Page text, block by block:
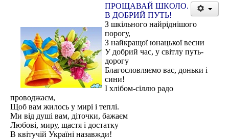
Самоврядування
Виховна
Дистанційна освіта
Психологічна служба
Батькам
Учням
Наші випускники
ПРОЩАВАЙ ШКОЛО.
В ДОБРИЙ ПУТЬ!
З шкільного найріднішого
порогу,
З найкращої юнацької весни
У добрий час, у світлу путь-
дорогу
Благословляємо вас, доньки і
сини!
І хлібом-сіллю радо
проводжаєм,
Щоб вам жилось у мирі і теплі.
Ми від душі вам, діточки, бажаєм
Любові, миру, щастя і достатку
В квітучій Україні назавжди!